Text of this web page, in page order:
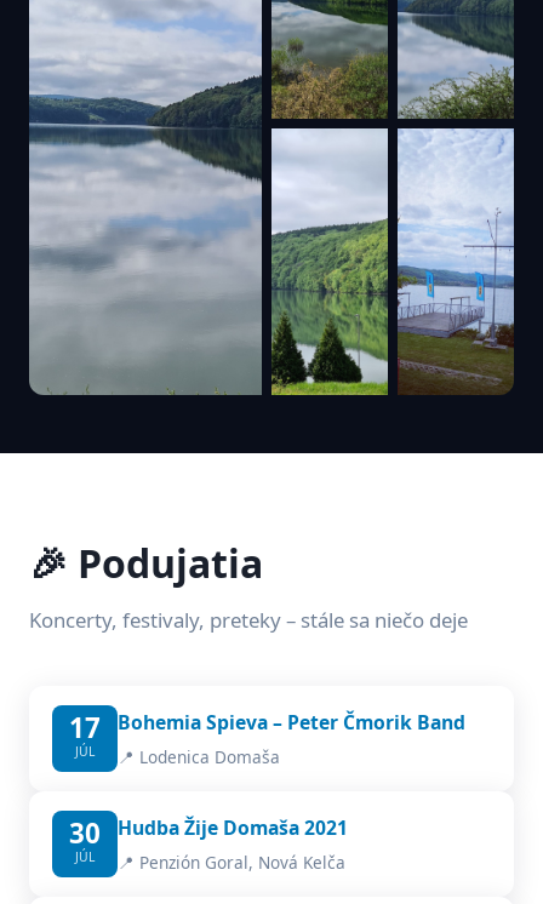
🎉 Podujatia
Koncerty, festivaly, preteky – stále sa niečo deje
17
JÚL
Bohemia Spieva – Peter Čmorik Band
📍 Lodenica Domaša
30
JÚL
Hudba Žije Domaša 2021
📍 Penzión Goral, Nová Kelča